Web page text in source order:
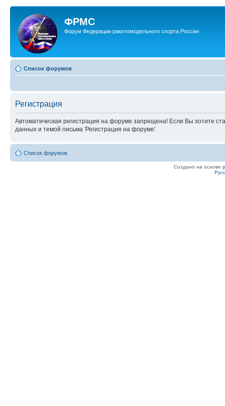
ФРМС
Форум Федерации ракетомодельного спорта России
Список форумов
Регистрация
Автоматическая регистрация на форуме запрещена! Если Вы хотите
данных и темой письма 'Регистрация на форуме'.
Список форумов
Создано на основе